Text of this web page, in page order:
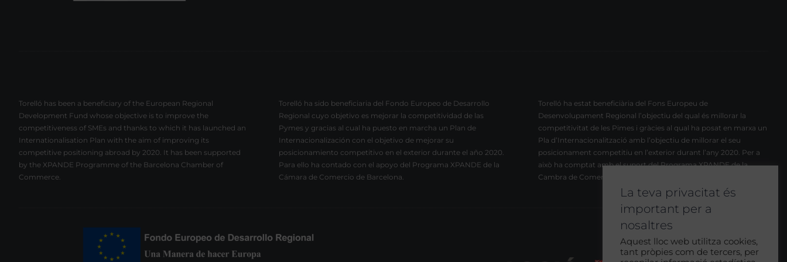
Torelló has been a beneficiary of the European Regional
Development Fund whose objective is to improve the
competitiveness of SMEs and thanks to which it has launched an
Internationalisation Plan with the aim of improving its
competitive positioning abroad by 2020. It has been supported
by the XPANDE Programme of the Barcelona Chamber of
Commerce.
Torelló ha sido beneficiaria del Fondo Europeo de Desarrollo
Regional cuyo objetivo es mejorar la competitividad de las
Pymes y gracias al cual ha puesto en marcha un Plan de
Internacionalización con el objetivo de mejorar su
posicionamiento competitivo en el exterior durante el año 2020.
Para ello ha contado con el apoyo del Programa XPANDE de la
Cámara de Comercio de Barcelona.
Torelló ha estat beneficiària del Fons Europeu de
Desenvolupament Regional l’objectiu del qual és millorar la
competitivitat de les Pimes i gràcies al qual ha posat en marxa un
Pla d’Internacionalització amb l’objectiu de millorar el seu
posicionament competitiu en l’exterior durant l’any 2020. Per a
això ha comptat amb el suport del Programa XPANDE de la
Cambra de Comerç de Barcelona.
La teva privacitat és
important per a
nosaltres
Aquest lloc web utilitza cookies,
tant pròpies com de tercers, per